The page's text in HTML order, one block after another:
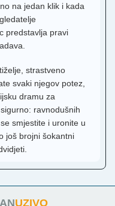
na jedan klik i kada
predstavlja pravi
strastveno
svaki njegov potez,
dramu za
ravnodušnih
smjestite i uronite u
još brojni šokantni
UZIVO